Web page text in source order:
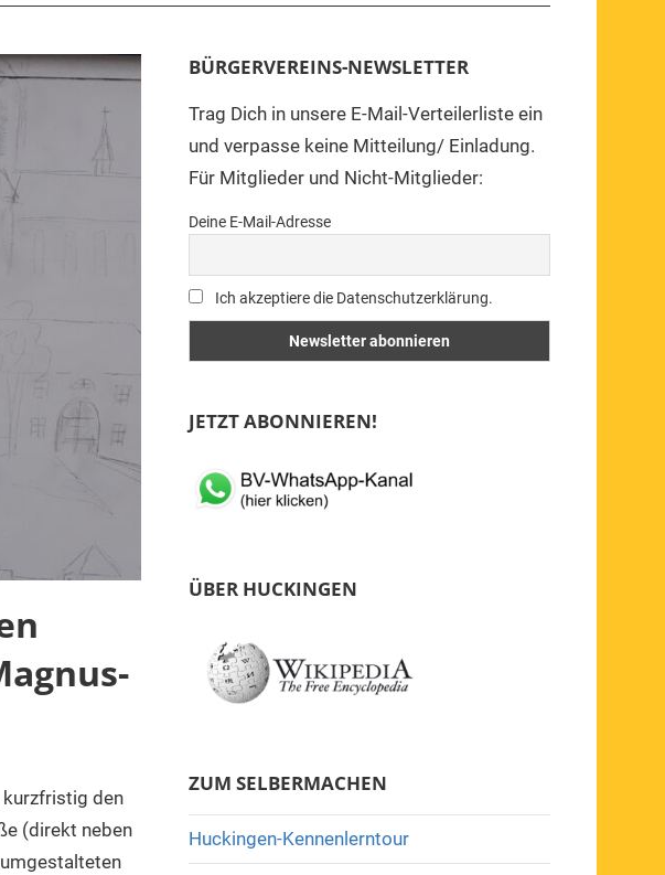
kurzfristig den
(direkt neben
BÜRGERVEREINS-NEWSLETTER
Trag Dich in unsere E-Mail-Verteilerliste ein
und verpasse keine Mitteilung/ Einladung.
Für Mitglieder und Nicht-Mitglieder:
Deine E-Mail-Adresse
Ich akzeptiere die Datenschutzerklärung.
JETZT ABONNIEREN!
ÜBER HUCKINGEN
ZUM SELBERMACHEN
Huckingen-Kennenlerntour